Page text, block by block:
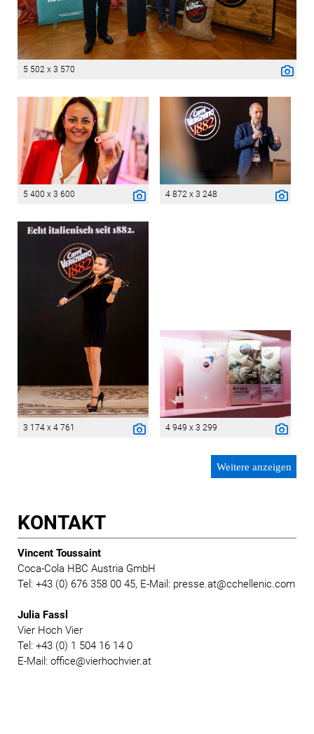
5 502 x 3 570
5 400 x 3 600 4 872 x 3 248
3 174 x 4 761 4 949 x 3 299
Weitere anzeigen
KONTAKT
Vincent Toussaint
Coca-Cola HBC Austria GmbH
Tel: +43 (0) 676 358 00 45, E-Mail: presse.at@cchellenic.com
Julia Fassl
Vier Hoch Vier
Tel: +43 (0) 1 504 16 14 0
E-Mail: office@vierhochvier.at